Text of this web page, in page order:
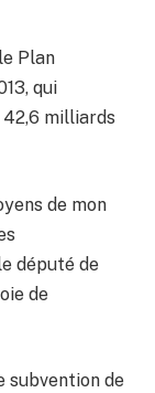
Plan
qui
milliards
de mon
député de
de
subvention de